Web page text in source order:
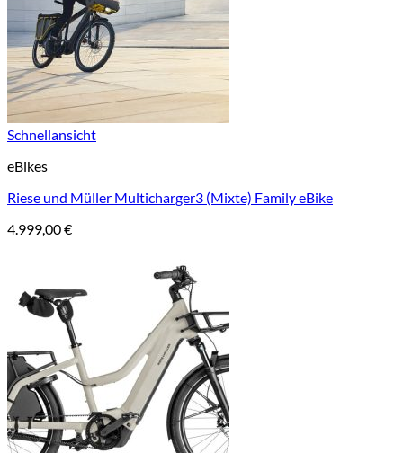
Schnellansicht
eBikes
Riese und Müller Multicharger3 (Mixte) Family eBike
4.999,00€